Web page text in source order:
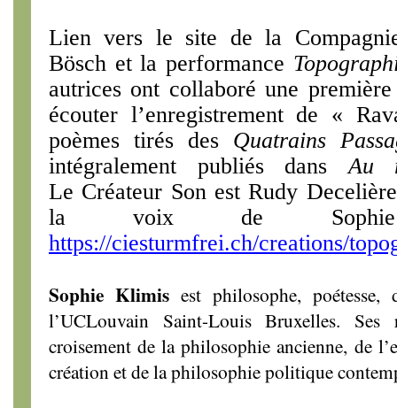
Lien vers le site de la
Bösch et la performance
autrices ont collaboré une
écouter l’enregistrement de «
poèmes tirés des Quatrains
intégralement publiés dansAu
Le Créateur Son est Rudy
la voix de
https://ciesturmfrei.ch/creations/
Sophie Klimis est philosophe, poétesse,
l’UCLouvain Saint-Louis Bruxelles. Ses
croisement de la philosophie ancienne, de
création et de la philosophie politique